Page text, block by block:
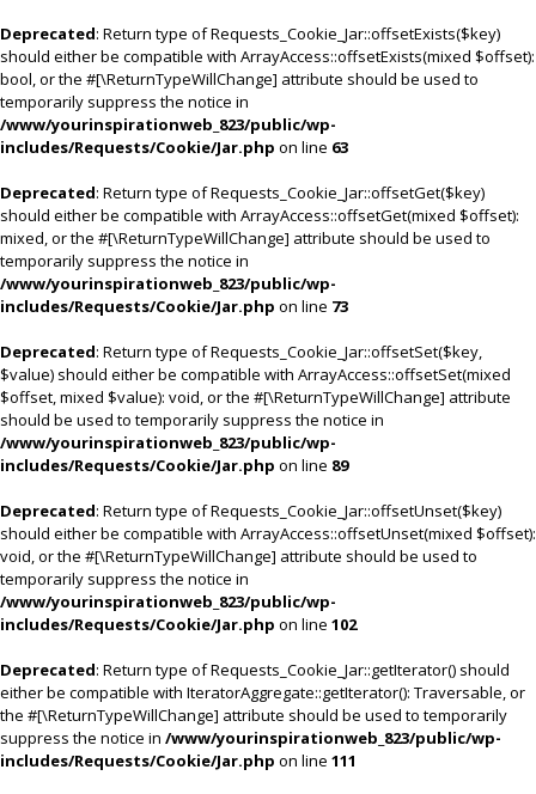
Deprecated: Return type of Requests_Cookie_Jar::offsetExists($key)
should either be compatible with ArrayAccess::offsetExists(mixed $offset):
bool, or the #[\ReturnTypeWillChange] attribute should be used to
temporarily suppress the notice in
/www/yourinspirationweb_823/public/wp-
includes/Requests/Cookie/Jar.php on line 63
Deprecated: Return type of Requests_Cookie_Jar::offsetGet($key)
should either be compatible with ArrayAccess::offsetGet(mixed $offset):
mixed, or the #[\ReturnTypeWillChange] attribute should be used to
temporarily suppress the notice in
/www/yourinspirationweb_823/public/wp-
includes/Requests/Cookie/Jar.php on line 73
Deprecated: Return type of Requests_Cookie_Jar::offsetSet($key,
$value) should either be compatible with ArrayAccess::offsetSet(mixed
$offset, mixed $value): void, or the #[\ReturnTypeWillChange] attribute
should be used to temporarily suppress the notice in
/www/yourinspirationweb_823/public/wp-
includes/Requests/Cookie/Jar.php on line 89
Deprecated: Return type of Requests_Cookie_Jar::offsetUnset($key)
should either be compatible with ArrayAccess::offsetUnset(mixed $offset):
void, or the #[\ReturnTypeWillChange] attribute should be used to
temporarily suppress the notice in
/www/yourinspirationweb_823/public/wp-
includes/Requests/Cookie/Jar.php on line 102
Deprecated: Return type of Requests_Cookie_Jar::getIterator() should
either be compatible with IteratorAggregate::getIterator(): Traversable, or
the #[\ReturnTypeWillChange] attribute should be used to temporarily
suppress the notice in /www/yourinspirationweb_823/public/wp-
includes/Requests/Cookie/Jar.php on line 111